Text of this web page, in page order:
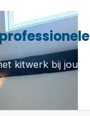
kitwerk bij jou